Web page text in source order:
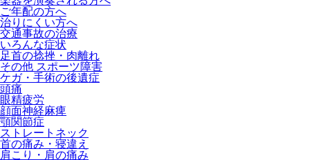
ご年配の方へ
治りにくい方へ
交通事故の治療
いろんな症状
足首の捻挫・肉離れ
その他 スポーツ障害
ケガ・手術の後遺症
頭痛
眼精疲労
顔面神経麻痺
顎関節症
ストレートネック
首の痛み・寝違え
肩こり・肩の痛み